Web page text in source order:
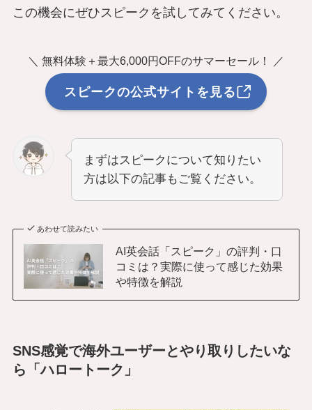
この機会にぜひスピークを試してみてください。
＼ 無料体験＋最大6,000円OFFのサマーセール！ ／
スピークの公式サイトを見る
まずはスピークについて知りたい
方は以下の記事もご覧ください。
あわせて読みたい
AI英会話「スピーク」の評判・口
コミは？実際に使って感じた効果
や特徴を解説
SNS感覚で海外ユーザーとやり取りしたいな
ら「ハロートーク」